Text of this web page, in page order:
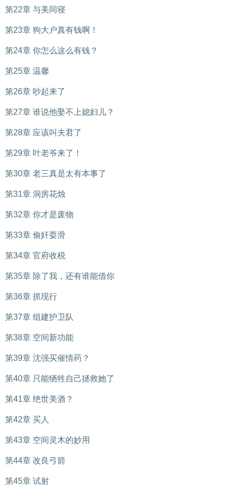
第22章 与美同寝
第23章 狗大户真有钱啊！
第24章 你怎么这么有钱？
第25章 温馨
第26章 吵起来了
第27章 谁说他娶不上媳妇儿？
第28章 应该叫夫君了
第29章 叶老爷来了！
第30章 老三真是太有本事了
第31章 洞房花烛
第32章 你才是废物
第33章 偷奸耍滑
第34章 官府收税
第35章 除了我，还有谁能借你
第36章 抓现行
第37章 组建护卫队
第38章 空间新功能
第39章 沈强买催情药？
第40章 只能牺牲自己拯救她了
第41章 绝世美酒？
第42章 买人
第43章 空间灵木的妙用
第44章 改良弓箭
第45章 试射